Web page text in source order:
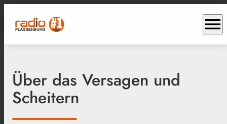
menu
Über das Versagen und
Scheitern